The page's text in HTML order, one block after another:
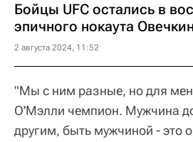
Бойцы UFC остались в
эпичного нокаута
2 августа 2024, 11:52
"Мы с ним разные, но для
О'Мэлли чемпион. Мужчина
другим, быть мужчиной - это